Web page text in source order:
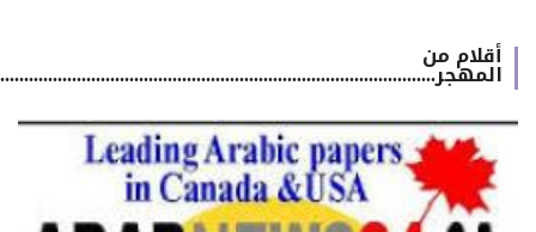
أقلام من
المهجر.................................................................................................